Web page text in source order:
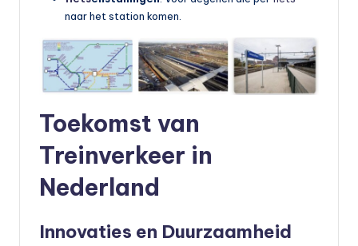
naar het station komen.
Toekomst van
Treinverkeer in
Nederland
Innovaties en Duurzaamheid